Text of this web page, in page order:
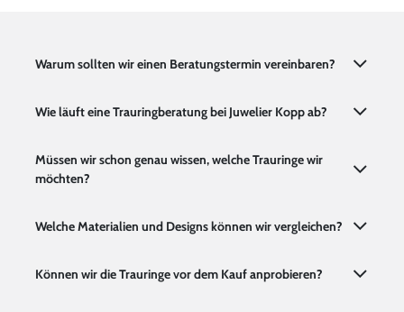
Warum sollten wir einen Beratungstermin vereinbaren?
Wie läuft eine Trauringberatung bei Juwelier Kopp ab?
Müssen wir schon genau wissen, welche Trauringe wir
möchten?
Welche Materialien und Designs können wir vergleichen?
Können wir die Trauringe vor dem Kauf anprobieren?